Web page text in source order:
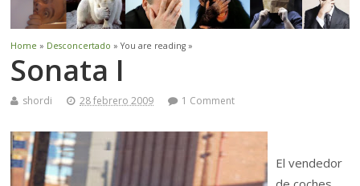
Home » Desconcertado » You are reading »
Sonata I
shordi 28 febrero 2009 1 Comment
El vendedor